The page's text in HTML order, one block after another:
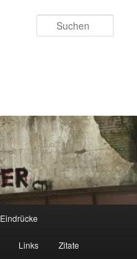
Eindrücke
Links Zitate